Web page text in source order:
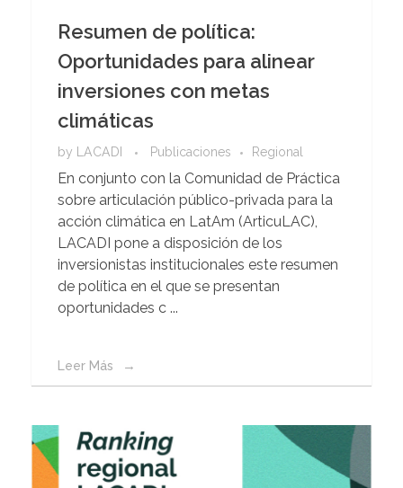
Resumen de política:
Oportunidades para alinear
inversiones con metas
climáticas
by LACADI Publicaciones Regional
En conjunto con la Comunidad de Práctica
sobre articulación público-privada para la
acción climática en LatAm (ArticuLAC),
LACADI pone a disposición de los
inversionistas institucionales este resumen
de política en el que se presentan
oportunidades c ...
Leer Más